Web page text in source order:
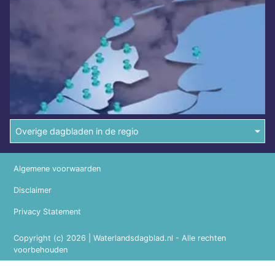
Overige dagbladen in de regio
Copyright (c) 2026 | Waterlandsdagblad.nl - Alle rechten
voorbehouden
Algemene voorwaarden
Disclaimer
Privacy Statement